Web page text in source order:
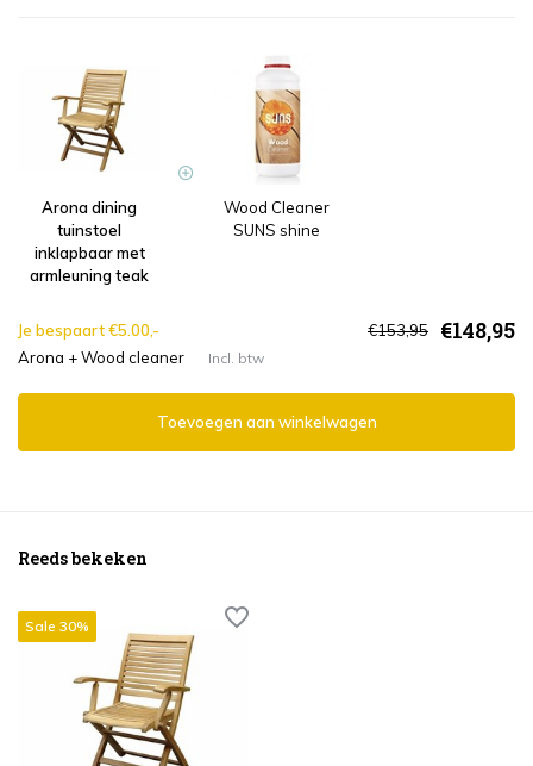
Arona dining
tuinstoel
inklapbaar met
armleuning teak
Wood Cleaner
SUNS shine
Je bespaart €5.00,- €153,95 €148,95
Arona + Wood cleaner Incl. btw
Toevoegen aan winkelwagen
Reeds bekeken
Sale 30%